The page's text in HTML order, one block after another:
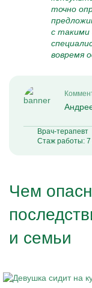
точно
с такими
вовремя
Врач-терапевт
Стаж работы: 7
Чем
и семьи